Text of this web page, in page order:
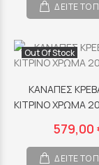
ΔΕΙΤΕ ΤΟ
Out Of Stock
ΚΑΝΑΠΕΣ
ΚΙΤΡΙΝΟ ΧΡΩΜΑ
579,00
ΔΕΙΤΕ ΤΟ